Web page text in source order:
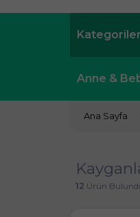
Kategoriler
Anne &
Ana Sayfa
12 Ürün